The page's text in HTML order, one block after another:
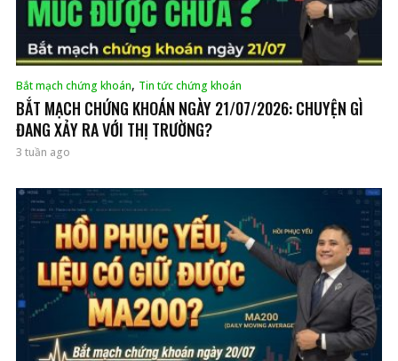
Bắt mạch chứng khoán, Tin tức chứng khoán
BẮT MẠCH CHỨNG KHOÁN NGÀY 21/07/2026: CHUYỆN GÌ
ĐANG XẢY RA VỚI THỊ TRƯỜNG?
3 tuần ago